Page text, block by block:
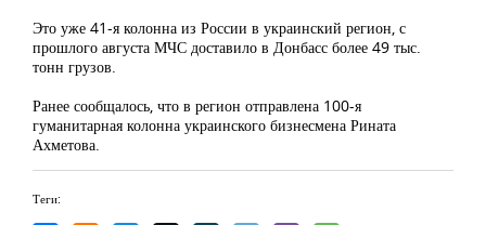
Это уже 41-я колонна из России в украинский регион, с
прошлого августа МЧС доставило в Донбасс более 49 тыс.
тонн грузов.
Ранее сообщалось, что в регион отправлена 100-я
гуманитарная колонна украинского бизнесмена Рината
Ахметова.
Теги: